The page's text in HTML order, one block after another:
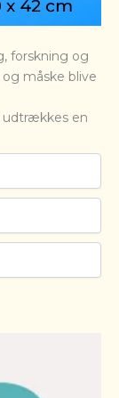
forskning og
måske blive
udtrækkes en